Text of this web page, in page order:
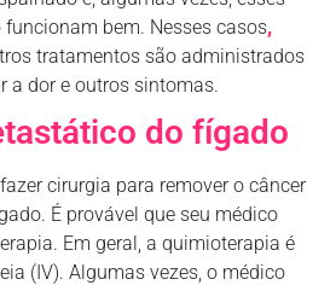
bem. Nesses casos,
tratamentos são administrados
a dor e outros sintomas.
do fígado
cirurgia para remover o câncer
É provável que seu médico
Em geral, a quimioterapia é
(IV). Algumas vezes, o médico